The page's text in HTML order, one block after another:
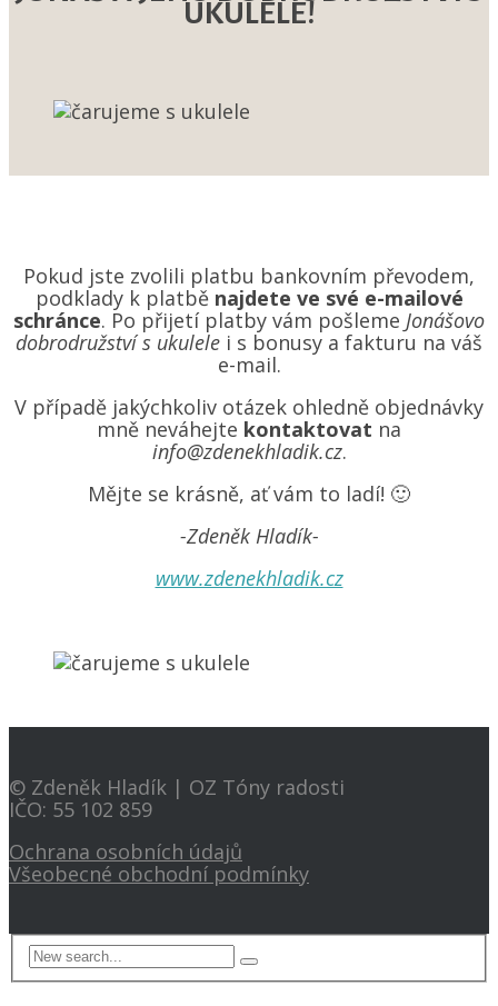
UKULELE!
Pokud jste zvolili platbu bankovním převodem,
podklady k platbě najdete ve své e-mailové
schránce. Po přijetí platby vám pošleme Jonášovo
dobrodružství s ukulele i s bonusy a fakturu na váš
e-mail.
V případě jakýchkoliv otázek ohledně objednávky
mně neváhejte kontaktovat na
info@zdenekhladik.cz.
Mějte se krásně, ať vám to ladí! 🙂
-Zdeněk Hladík-
www.zdenekhladik.cz
© Zdeněk Hladík | OZ Tóny radosti
IČO: 55 102 859
Ochrana osobních údajů
Všeobecné obchodní podmínky